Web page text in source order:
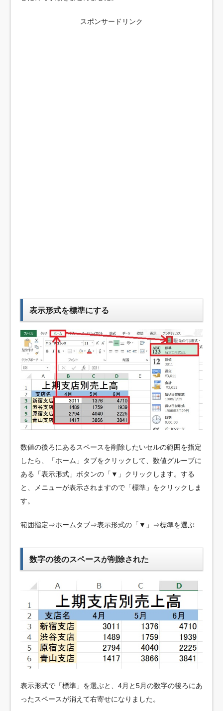
スポンサードリンク
表示形式を標準にする
数値の後ろにあるスペースを削除したいセルの範囲を指定
したら、「ホーム」タブをクリックして、数値グルーブに
ある「表示形式」ボタンの「▼」クリックします。する
と、メニューが表示されますので「標準」をクリックしま
す。
範囲指定⇒ホームタブ⇒表示形式の「▼」⇒標準を選ぶ
数字の後のスペースが削除された
表示形式で「標準」を選ぶと、4月と5月の数字の後ろにあ
ったスペースが消えて右寄せになりました。